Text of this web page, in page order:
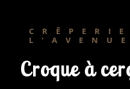
CRÊPERIE
croque à